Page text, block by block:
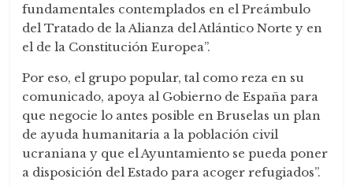
fundamentales contemplados en el Preámbulo
del Tratado de la Alianza del Atlántico Norte y en
el de la Constitución Europea”.
Por eso, el grupo popular, tal como reza en su
comunicado, apoya al Gobierno de España para
que negocie lo antes posible en Bruselas un plan
de ayuda humanitaria a la población civil
ucraniana y que el Ayuntamiento se pueda poner
a disposición del Estado para acoger refugiados”.